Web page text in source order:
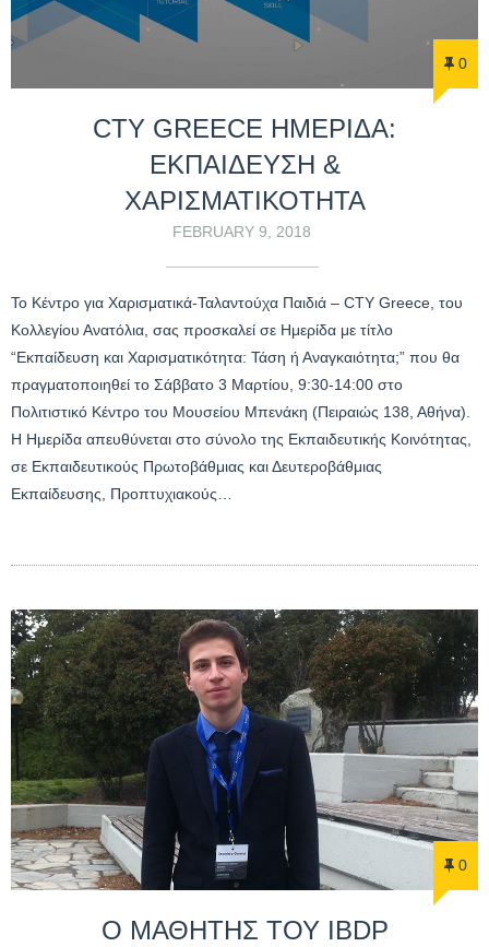
0
CTY GREECE ΗΜΕΡΙΔΑ:
ΕΚΠΑΙΔΕΥΣΗ &
ΧΑΡΙΣΜΑΤΙΚΟΤΗΤΑ
FEBRUARY 9, 2018
Το Κέντρο για Χαρισματικά-Ταλαντούχα Παιδιά – CTY Greece, του
Κολλεγίου Ανατόλια, σας προσκαλεί σε Ημερίδα με τίτλο
“Εκπαίδευση και Χαρισματικότητα: Τάση ή Αναγκαιότητα;” που θα
πραγματοποιηθεί το Σάββατο 3 Μαρτίου, 9:30-14:00 στο
Πολιτιστικό Κέντρο του Μουσείου Μπενάκη (Πειραιώς 138, Αθήνα).
Η Ημερίδα απευθύνεται στο σύνολο της Εκπαιδευτικής Κοινότητας,
σε Εκπαιδευτικούς Πρωτοβάθμιας και Δευτεροβάθμιας
Εκπαίδευσης, Προπτυχιακούς…
0
Ο ΜΑΘΗΤΗΣ ΤΟΥ IBDP